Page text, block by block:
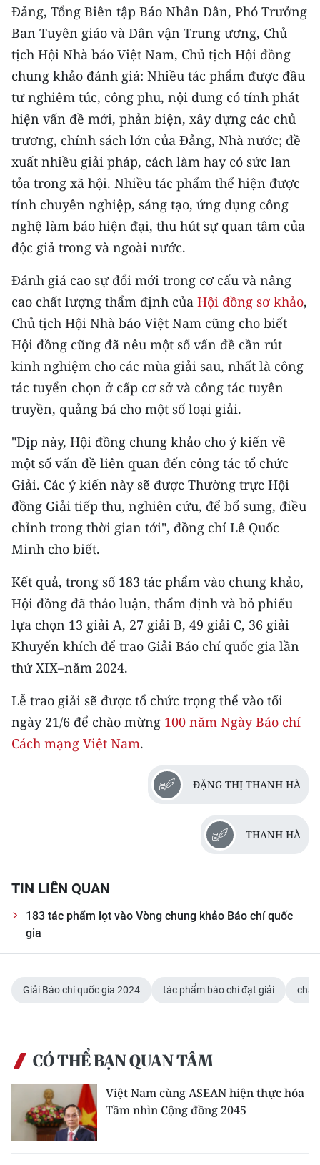
Media Giáo dục
Media Y tế
Media Khoa học - Công nghệ
Media Môi trường
Ảnh
Infographic
TIN MỚI
TIN ĐỊA PHƯƠNG
Trung du và miền núi phía Bắc
Đồng bằng sông Hồng
Bắc Trung Bộ
Duyên hải Nam Trung Bộ và Tây
Nguyên
Đồng bằng sông Cửu Long
Chuyên trang Hà Nội
Chuyên trang TP. Hồ Chí Minh
CHUYÊN ĐỀ
CÁC CHUYÊN TRANG
VỀ BÁO NHÂN DÂN
THỜI NAY
NHÂN DÂN CUỐI TUẦN
NHÂN DÂN HẰNG THÁNG
中文
FRANÇAIS
РУССКИЙ
ESPAÑOL
Đảng, Tổng Biên tập Báo Nhân Dân, Phó Trưởng
Ban Tuyên giáo và Dân vận Trung ương, Chủ
tịch Hội Nhà báo Việt Nam, Chủ tịch Hội đồng
chung khảo đánh giá: Nhiều tác phẩm được đầu
tư nghiêm túc, công phu, nội dung có tính phát
hiện vấn đề mới, phản biện, xây dựng các chủ
trương, chính sách lớn của Đảng, Nhà nước; đề
xuất nhiều giải pháp, cách làm hay có sức lan
tỏa trong xã hội. Nhiều tác phẩm thể hiện được
tính chuyên nghiệp, sáng tạo, ứng dụng công
nghệ làm báo hiện đại, thu hút sự quan tâm của
độc giả trong và ngoài nước.
Đánh giá cao sự đổi mới trong cơ cấu và nâng
cao chất lượng thẩm định của Hội đồng sơ khảo,
Chủ tịch Hội Nhà báo Việt Nam cũng cho biết
Hội đồng cũng đã nêu một số vấn đề cần rút
kinh nghiệm cho các mùa giải sau, nhất là công
tác tuyển chọn ở cấp cơ sở và công tác tuyên
truyền, quảng bá cho một số loại giải.
"Dịp này, Hội đồng chung khảo cho ý kiến về
một số vấn đề liên quan đến công tác tổ chức
Giải. Các ý kiến này sẽ được Thường trực Hội
đồng Giải tiếp thu, nghiên cứu, để bổ sung, điều
chỉnh trong thời gian tới", đồng chí Lê Quốc
Minh cho biết.
Kết quả, trong số 183 tác phẩm vào chung khảo,
Hội đồng đã thảo luận, thẩm định và bỏ phiếu
lựa chọn 13 giải A, 27 giải B, 49 giải C, 36 giải
Khuyến khích để trao Giải Báo chí quốc gia lần
thứ XIX–năm 2024.
Lễ trao giải sẽ được tổ chức trọng thể vào tối
ngày 21/6 để chào mừng 100 năm Ngày Báo chí
Cách mạng Việt Nam.
ĐẶNG THỊ THANH HÀ
THANH HÀ
TIN LIÊN QUAN
183 tác phẩm lọt vào Vòng chung khảo Báo chí quốc
gia
Giải Báo chí quốc gia 2024 tác phẩm báo chí đạt giải
CÓ THỂ BẠN QUAN TÂM
Việt Nam cùng ASEAN hiện thực hóa
Tầm nhìn Cộng đồng 2045